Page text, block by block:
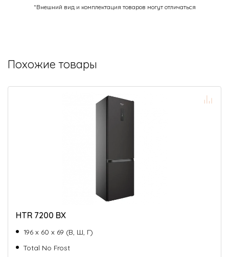
*Внешний вид и комплектация товаров могут отличаться
Похожие товары
HTR 7200 BX
196 х 60 х 69 (В, Ш, Г)
Total No Frost